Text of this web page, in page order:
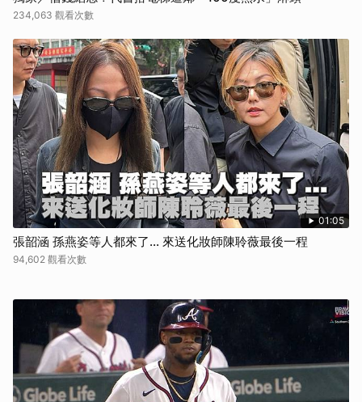
234,063 觀看次數
01:05
張韶涵 孫燕姿等人都來了... 來送化妝師陳聆薇最後一程
94,602 觀看次數